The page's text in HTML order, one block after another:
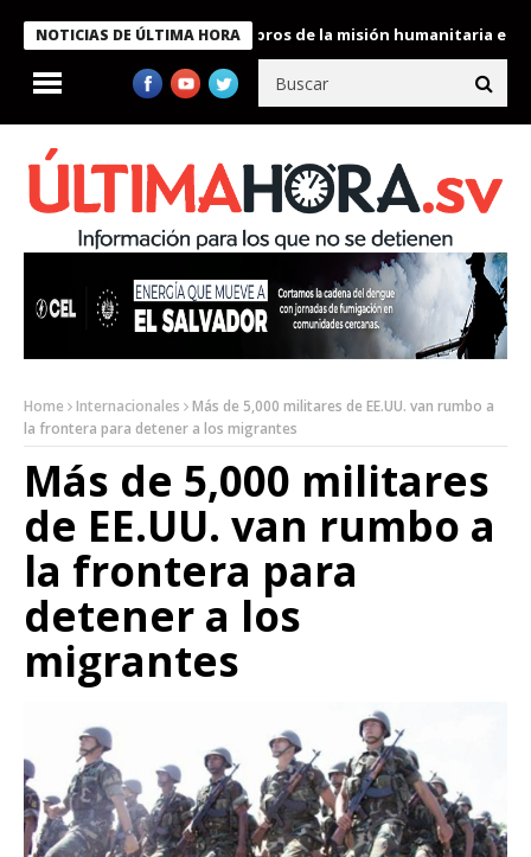
NOTICIAS DE ÚLTIMA HORA
Bukele condecora a miembros de la misión humanitaria enviada
Home Internacionales
Más de 5,000 militares de EE.UU. van rumbo a
la frontera para detener a los migrantes
Más de 5,000 militares
de EE.UU. van rumbo a
la frontera para
detener a los
migrantes